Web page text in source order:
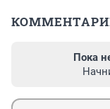
Пока